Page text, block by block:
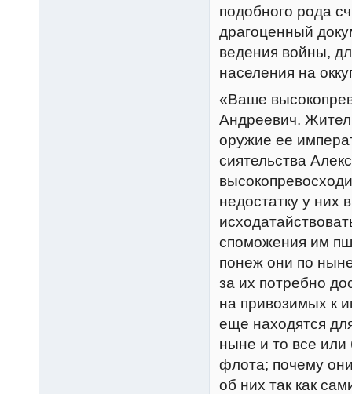
подобного рода
драгоценный
ведения войны,
населения на
«Ваше
Андреевич.
оружие ее
сиятельства
недостатку у них
споможения им
понеж они по
за их потребно
на привозимых к
еще находятся
ныне и то все или
флота; почему
об них так как